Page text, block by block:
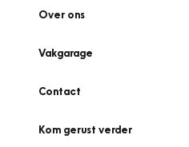
Over ons
Vakgarage
Contact
Kom gerust verder